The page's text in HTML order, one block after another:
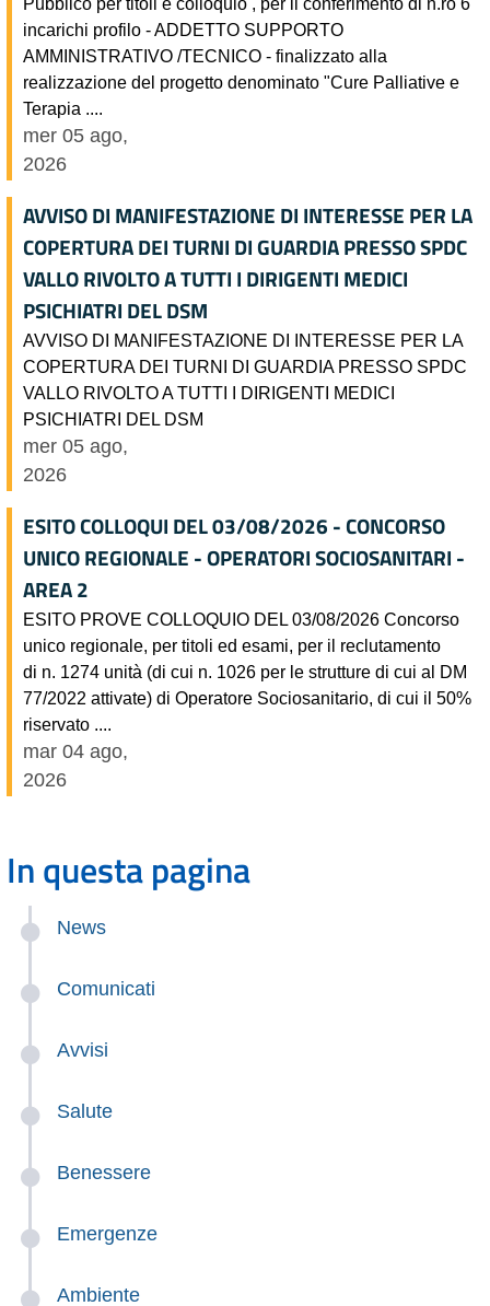
incarichi profilo - ADDETTO SUPPORTO
AMMINISTRATIVO /TECNICO - finalizzato alla
realizzazione del progetto denominato "Cure Palliative e
Terapia ....
mer 05 ago,
2026
AVVISO DI MANIFESTAZIONE DI INTERESSE PER LA
COPERTURA DEI TURNI DI GUARDIA PRESSO SPDC
VALLO RIVOLTO A TUTTI I DIRIGENTI MEDICI
PSICHIATRI DEL DSM
AVVISO DI MANIFESTAZIONE DI INTERESSE PER LA
COPERTURA DEI TURNI DI GUARDIA PRESSO SPDC
VALLO RIVOLTO A TUTTI I DIRIGENTI MEDICI
PSICHIATRI DEL DSM
mer 05 ago,
2026
ESITO COLLOQUI DEL 03/08/2026 - CONCORSO
UNICO REGIONALE - OPERATORI SOCIOSANITARI -
AREA 2
ESITO PROVE COLLOQUIO DEL 03/08/2026 Concorso
unico regionale, per titoli ed esami, per il reclutamento
di n. 1274 unità (di cui n. 1026 per le strutture di cui al DM
77/2022 attivate) di Operatore Sociosanitario, di cui il 50%
riservato ....
mar 04 ago,
2026
In questa pagina
News
Comunicati
Avvisi
Salute
Benessere
Emergenze
Ambiente